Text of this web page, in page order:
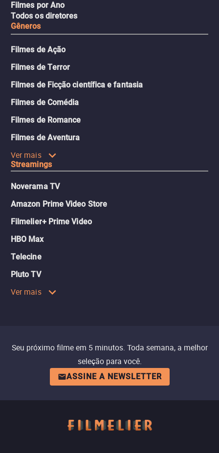
Filmes por Ano
Todos os diretores
Gêneros
Filmes de Ação
Filmes de Terror
Filmes de Ficção científica e fantasia
Filmes de Comédia
Filmes de Romance
Filmes de Aventura
Ver mais
Streamings
Noverama TV
Amazon Prime Video Store
Filmelier+ Prime Video
HBO Max
Telecine
Pluto TV
Ver mais
Seu próximo filme em 5 minutos. Toda semana, a melhor
seleção para você.
ASSINE A NEWSLETTER